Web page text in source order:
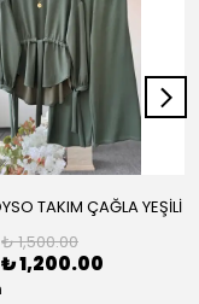
TAKIM ÇAĞLA YEŞİLİ
₺ 1,500.00
₺ 1,200.00